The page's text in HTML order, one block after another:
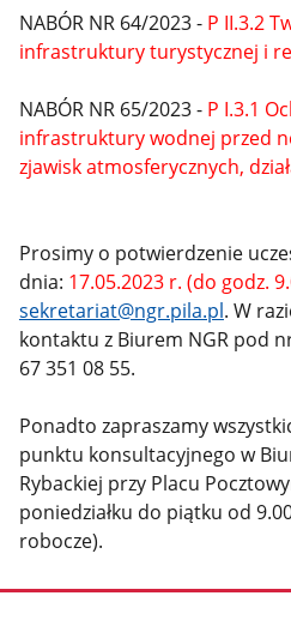
NABÓR NR 64/2023 - P II.3.2
infrastruktury turystycznej i
NABÓR NR 65/2023 - P I.3.1
infrastruktury wodnej przed
zjawisk atmosferycznych,
Prosimy o potwierdzenie
dnia: 17.05.2023 r. (do godz.
sekretariat@ngr.pila.pl. W
kontaktu z Biurem NGR pod
67 351 08 55.
Ponadto zapraszamy
punktu konsultacyjnego w
Rybackiej przy Placu
poniedziałku do piątku od
robocze).